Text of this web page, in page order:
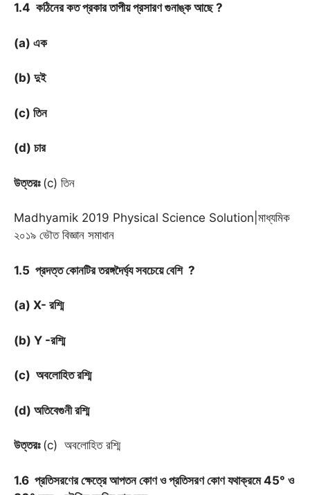
1.4 কঠিনের কত প্রকার তাপীয় প্রসারণ গুনাঙ্ক আছে ?
(a) এক
(b) দুই
(c) তিন
(d) চার
উত্তরঃ (c) তিন
Madhyamik 2019 Physical Science Solution|মাধ্যমিক
২০১৯ ভৌত বিজ্ঞান সমাধান
1.5 প্রদত্ত কোনটির তরঙ্গদৈর্ঘ্য সবচেয়ে বেশি ?
(a) X- রশ্মি
(b) Y -রশ্মি
(c) অবলোহিত রশ্মি
(d) অতিবেগুনী রশ্মি
উত্তরঃ (c) অবলোহিত রশ্মি
1.6 প্রতিসরণের ক্ষেত্রে আপতন কোণ ও প্রতিসরণ কোণ যথাক্রমে 45° ও